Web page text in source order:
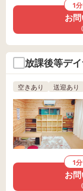
1
お
放課後等デ
空きあり 送迎あり
1
お